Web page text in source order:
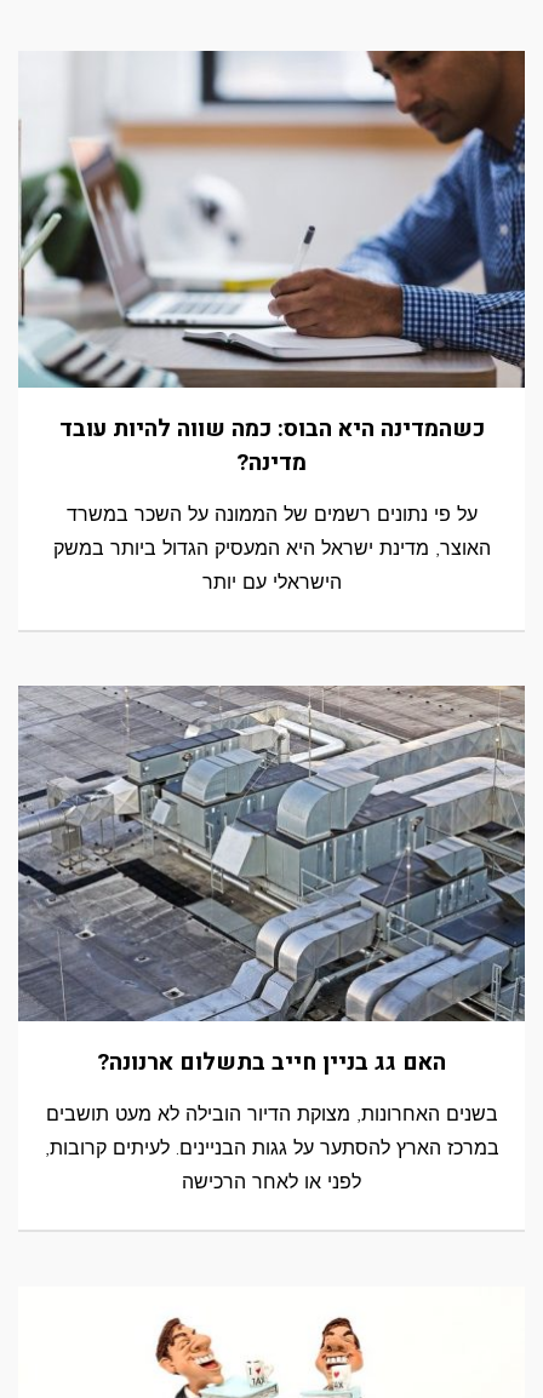
כשהמדינה היא הבוס: כמה שווה להיות עובד
מדינה?
על פי נתונים רשמים של הממונה על השכר במשרד
האוצר, מדינת ישראל היא המעסיק הגדול ביותר במשק
הישראלי עם יותר
האם גג בניין חייב בתשלום ארנונה?
בשנים האחרונות, מצוקת הדיור הובילה לא מעט תושבים
במרכז הארץ להסתער על גגות הבניינים. לעיתים קרובות,
לפני או לאחר הרכישה